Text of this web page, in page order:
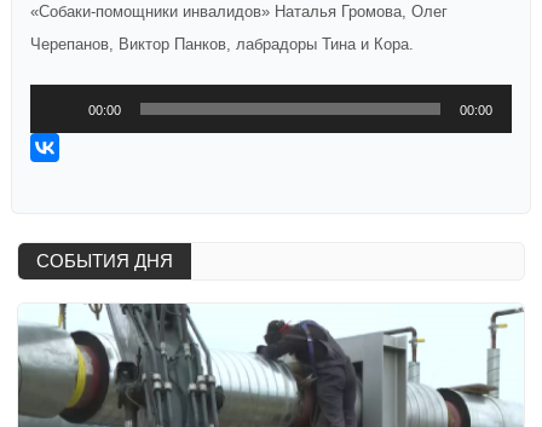
«Собаки-помощники инвалидов» Наталья Громова, Олег
Черепанов, Виктор Панков, лабрадоры Тина и Кора.
00:00 00:00
СОБЫТИЯ ДНЯ